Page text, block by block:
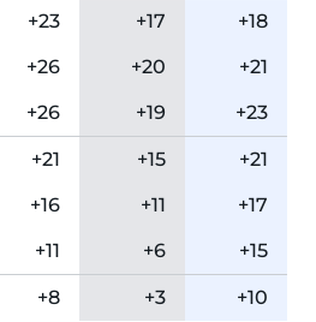
+23 +17
+18
+26 +20
+21
+26 +19 +23
+21 +15
+21
+16 +11
+17
+11 +6 +15
+8 +3 +10